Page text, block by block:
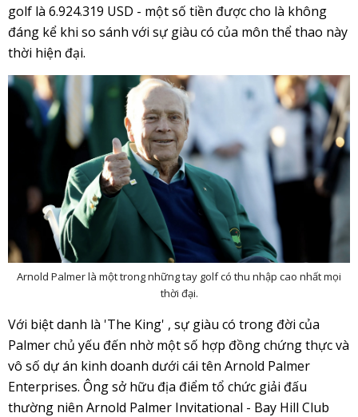
golf là 6.924.319 USD - một số tiền được cho là không
đáng kể khi so sánh với sự giàu có của môn thể thao này
thời hiện đại.
Arnold Palmer là một trong những tay golf có thu nhập cao nhất mọi
thời đại.
Với biệt danh là 'The King' , sự giàu có trong đời của
Palmer chủ yếu đến nhờ một số hợp đồng chứng thực và
vô số dự án kinh doanh dưới cái tên Arnold Palmer
Enterprises. Ông sở hữu địa điểm tổ chức giải đấu
thường niên Arnold Palmer Invitational - Bay Hill Club